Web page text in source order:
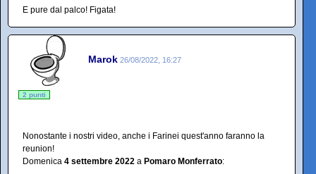
E pure dal palco! Figata!
Marok 26/08/2022, 16:27
2 punti
Nonostante i nostri video, anche i Farinei quest'anno faranno la
reunion!
Domenica 4 settembre 2022 a Pomaro Monferrato: